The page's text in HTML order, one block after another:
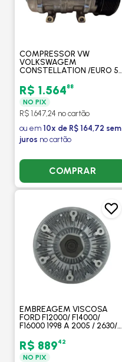
COMPRESSOR VW
VOLKSWAGEM
CONSTELLATION /EURO 5
ONIBUS EURO 5/ NOVO
DELIVERY EURO 5/6 / 10P15
8PK 24V - PROCOOLER
R$ 1.56488
NO PIX
R$ 1.647,24 no cartão
ou em 10x de R$ 164,72 sem
juros no cartão
COMPRAR
EMBREAGEM VISCOSA
FORD F12000/ F14000/
F16000 1998 A 2005 / 2630/
2425/ 2626/ 3224/ 3530 -
MODEFER
R$ 88942
NO PIX